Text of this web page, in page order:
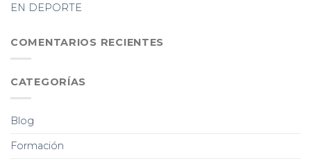
EN DEPORTE
COMENTARIOS RECIENTES
CATEGORÍAS
Blog
Formación